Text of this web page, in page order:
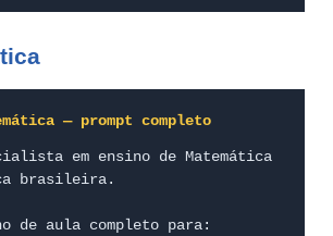
— prompt completo
em ensino de Matemática
brasileira.
de aula completo para: